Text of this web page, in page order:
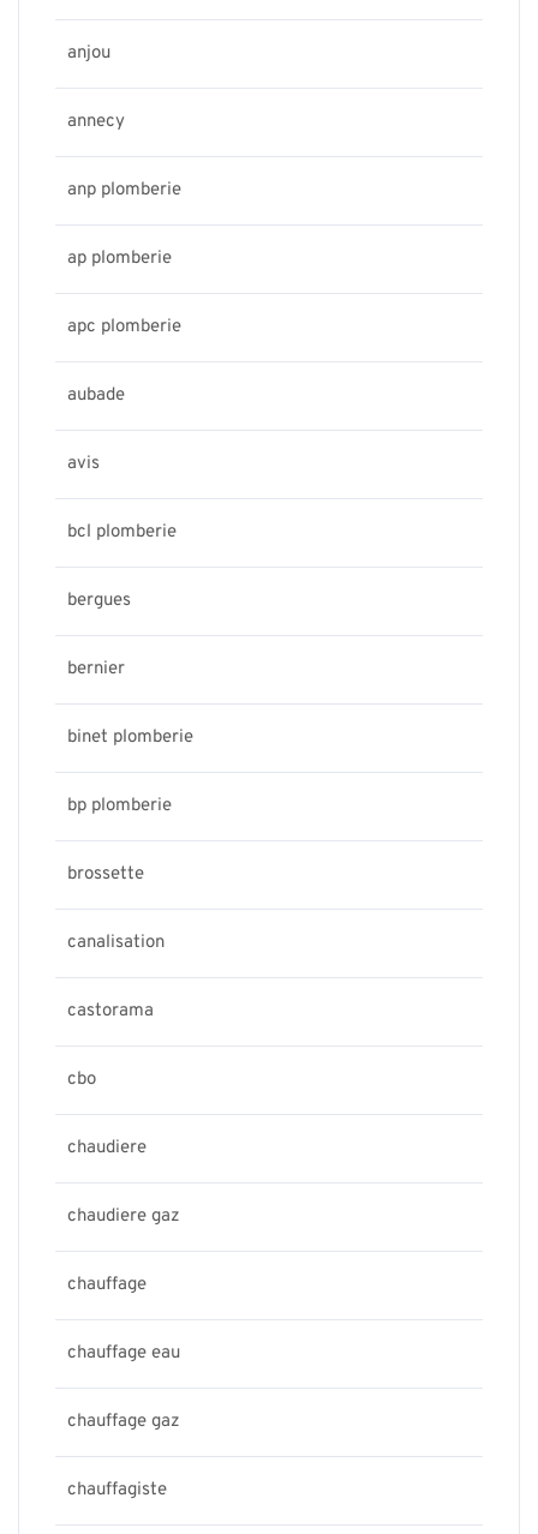
anjou
annecy
anp plomberie
ap plomberie
apc plomberie
aubade
avis
bcl plomberie
bergues
bernier
binet plomberie
bp plomberie
brossette
canalisation
castorama
cbo
chaudiere
chaudiere gaz
chauffage
chauffage eau
chauffage gaz
chauffagiste